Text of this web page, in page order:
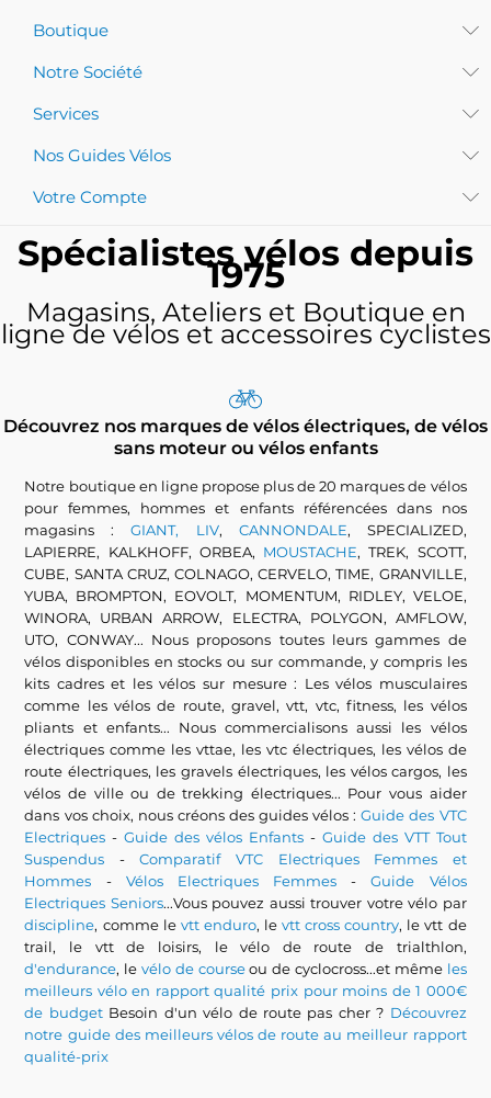
Boutique
Notre Société
Services
Nos Guides Vélos
Votre Compte
Spécialistes vélos depuis
1975
Magasins, Ateliers et Boutique en
ligne de vélos et accessoires cyclistes
Découvrez nos marques de vélos électriques, de vélos
sans moteur ou vélos enfants
Notre boutique en ligne propose plus de 20 marques de vélos
pour femmes, hommes et enfants référencées dans nos
magasins :GIANT, LIV, CANNONDALE, SPECIALIZED,
LAPIERRE, KALKHOFF, ORBEA, MOUSTACHE, TREK, SCOTT,
CUBE, SANTA CRUZ, COLNAGO, CERVELO, TIME, GRANVILLE,
YUBA, BROMPTON, EOVOLT, MOMENTUM, RIDLEY, VELOE,
WINORA, URBAN ARROW, ELECTRA, POLYGON, AMFLOW,
UTO, CONWAY... Nous proposons toutes leurs gammes de
vélos disponibles en stocks ou sur commande, y compris les
kits cadres et les vélos sur mesure : Les vélos musculaires
comme les vélos de route, gravel, vtt, vtc, fitness, les vélos
pliants et enfants... Nous commercialisons aussi les vélos
électriques comme les vttae, les vtc électriques, les vélos de
route électriques, les gravels électriques, les vélos cargos, les
vélos de ville ou de trekking électriques... Pour vous aider
dans vos choix, nous créons des guides vélos :Guide des VTC
Electriques -Guide des vélos Enfants - Guide des VTT Tout
Suspendus -Comparatif VTC Electriques Femmes et
Hommes - Vélos Electriques Femmes -Guide Vélos
Electriques Seniors...Vous pouvez aussi trouver votre vélo par
discipline, comme le vtt enduro, levtt cross country, le vtt de
trail, le vtt de loisirs, le vélo de route de trialthlon,
d'endurance, levélo de courseou de cyclocross...et même les
meilleurs vélo en rapport qualité prix pour moins de 1 000€
de budgetBesoin d'un vélo de route pas cher ? Découvrez
notre guide des meilleurs vélos de route au meilleur rapport
qualité-prix